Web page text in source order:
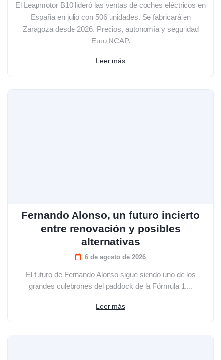
El Leapmotor B10 lideró las ventas de coches eléctricos en
España en julio con 506 unidades. Se fabricará en
Zaragoza desde 2026. Precios, autonomía y seguridad
Euro NCAP.
Leer más
Fernando Alonso, un futuro incierto
entre renovación y posibles
alternativas
6 de agosto de 2026
El futuro de Fernando Alonso sigue siendo uno de los
grandes culebrones del paddock de la Fórmula 1....
Leer más